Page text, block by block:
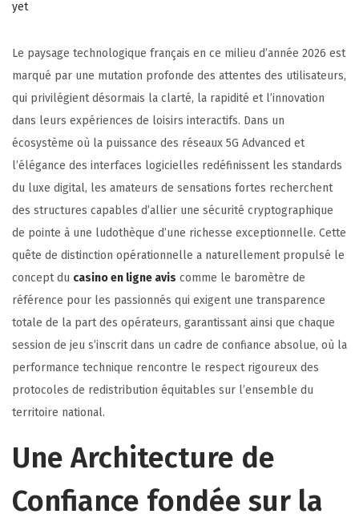
yet
Le paysage technologique français en ce milieu d’année 2026 est
marqué par une mutation profonde des attentes des utilisateurs,
qui privilégient désormais la clarté, la rapidité et l’innovation
dans leurs expériences de loisirs interactifs. Dans un
écosystème où la puissance des réseaux 5G Advanced et
l’élégance des interfaces logicielles redéfinissent les standards
du luxe digital, les amateurs de sensations fortes recherchent
des structures capables d’allier une sécurité cryptographique
de pointe à une ludothèque d’une richesse exceptionnelle. Cette
quête de distinction opérationnelle a naturellement propulsé le
concept du casino en ligne avis comme le baromètre de
référence pour les passionnés qui exigent une transparence
totale de la part des opérateurs, garantissant ainsi que chaque
session de jeu s’inscrit dans un cadre de confiance absolue, où la
performance technique rencontre le respect rigoureux des
protocoles de redistribution équitables sur l’ensemble du
territoire national.
Une Architecture de
Confiance fondée sur la